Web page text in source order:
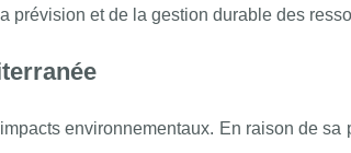
prévision et de la gestion durable des
environnementaux. En raison de sa